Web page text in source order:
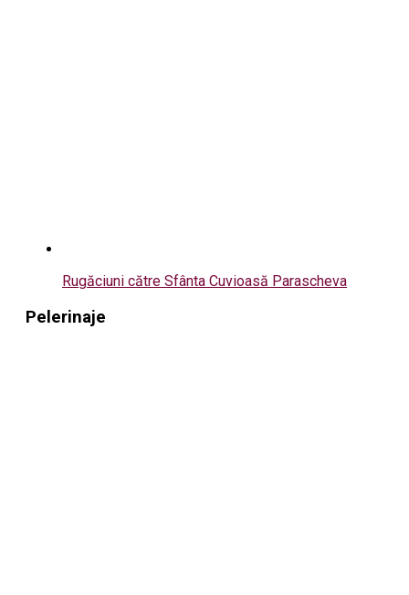
Rugăciuni către Sfânta Cuvioasă Parascheva
Pelerinaje